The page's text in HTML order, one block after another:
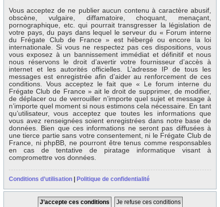
Vous acceptez de ne publier aucun contenu à caractère abusif,
obscène, vulgaire, diffamatoire, choquant, menaçant,
pornographique, etc. qui pourrait transgresser la législation de
votre pays, du pays dans lequel le serveur du « Forum interne
du Frégate Club de France » est hébergé ou encore la loi
internationale. Si vous ne respectez pas ces dispositions, vous
vous exposez à un bannissement immédiat et définitif et nous
nous réservons le droit d’avertir votre fournisseur d’accès à
internet et les autorités officielles. L’adresse IP de tous les
messages est enregistrée afin d’aider au renforcement de ces
conditions. Vous acceptez le fait que « Le forum interne du
Frégate Club de France » ait le droit de supprimer, de modifier,
de déplacer ou de verrouiller n’importe quel sujet et message à
n’importe quel moment si nous estimons cela nécessaire. En tant
qu’utilisateur, vous acceptez que toutes les informations que
vous avez renseignées soient enregistrées dans notre base de
données. Bien que ces informations ne seront pas diffusées à
une tierce partie sans votre consentement, ni le Frégate Club de
France, ni phpBB, ne pourront être tenus comme responsables
en cas de tentative de piratage informatique visant à
compromettre vos données.
Conditions d’utilisation Politique de confidentialité